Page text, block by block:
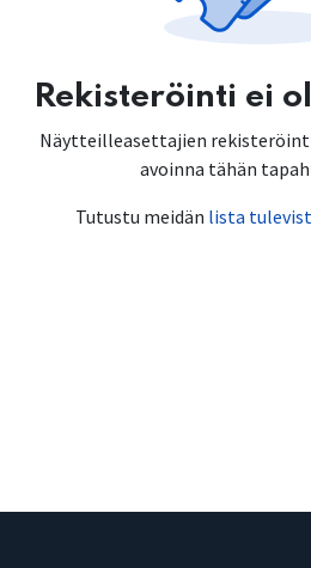
Rekisteröinti ei
Näytteilleasettajien
avoinna tähän
Tutustu meidän lista